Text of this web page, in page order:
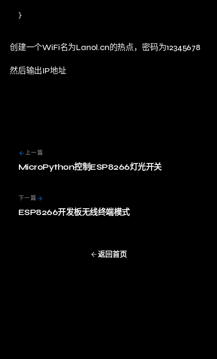
}
创建一个WiFi名为Lanol.cn的热点，密码为12345678
然后输出IP地址
上一篇
MicroPython控制ESP8266灯光开关
下一篇
ESP8266开发板无线终端模式
返回首页